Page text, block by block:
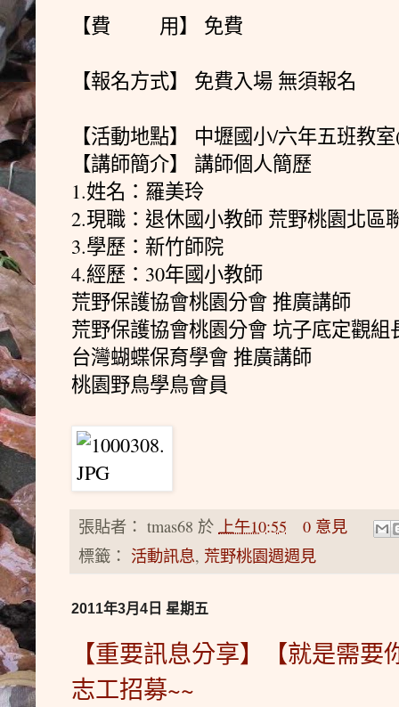
【費 用】 免費
【報名方式】 免費入場 無須報名
【活動地點】 中壢國小/六年五班教
【講師簡介】 講師個人簡歷
1.姓名：羅美玲
2.現職：退休國小教師 荒野桃園北區
3.學歷：新竹師院
4.經歷：30年國小教師
荒野保護協會桃園分會 推廣講師
荒野保護協會桃園分會 坑子底定觀組
台灣蝴蝶保育學會 推廣講師
桃園野鳥學鳥會員
張貼者： tmas68 於 上午10:55
0 意見
標籤： 活動訊息, 荒野桃園週週見
2011年3月4日 星期五
【重要訊息分享】【就是需
志工招募~~